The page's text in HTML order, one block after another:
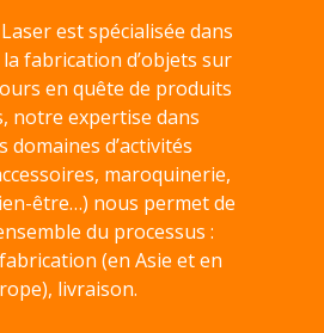
est spécialisée dans
fabrication d’objets sur
en quête de produits
notre expertise dans
domaines d’activités
maroquinerie,
être…) nous permet de
du processus :
(en Asie et en
livraison.